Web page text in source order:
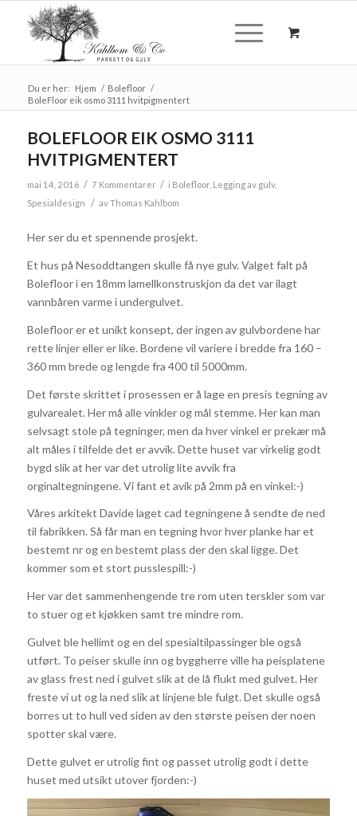
Du er her: Hjem / Bolefloor /
BoleFloor eik osmo 3111 hvitpigmentert
BOLEFLOOR EIK OSMO 3111
HVITPIGMENTERT
mai 14, 2016 / 7 Kommentarer / i Bolefloor, Legging av gulv,
Spesialdesign
/ avThomas Kahlbom
Her ser du et spennende prosjekt.
Et hus på Nesoddtangen skulle få nye gulv. Valget falt på
Bolefloor i en 18mm lamellkonstruskjon da det var ilagt
vannbåren varme i undergulvet.
Bolefloor er et unikt konsept, der ingen av gulvbordene har
rette linjer eller er like. Bordene vil variere i bredde fra 160 –
360 mm brede og lengde fra 400 til 5000mm.
Det første skrittet i prosessen er å lage en presis tegning av
gulvarealet. Her må alle vinkler og mål stemme. Her kan man
selvsagt stole på tegninger, men da hver vinkel er prekær må
alt måles i tilfelde det er avvik. Dette huset var virkelig godt
bygd slik at her var det utrolig lite avvik fra
orginaltegningene. Vi fant et avik på 2mm på en vinkel:-)
Våres arkitekt Davide laget cad tegningene å sendte de ned
til fabrikken. Så får man en tegning hvor hver planke har et
bestemt nr og en bestemt plass der den skal ligge. Det
kommer som et stort pusslespill:-)
Her var det sammenhengende tre rom uten terskler som var
to stuer og et kjøkken samt tre mindre rom.
Gulvet ble hellimt og en del spesialtilpassinger ble også
utført. To peiser skulle inn og byggherre ville ha peisplatene
av glass frest ned i gulvet slik at de lå flukt med gulvet. Her
freste vi ut og la ned slik at linjene ble fulgt. Det skulle også
borres ut to hull ved siden av den største peisen der noen
spotter skal være.
Dette gulvet er utrolig fint og passet utrolig godt i dette
huset med utsikt utover fjorden:-)